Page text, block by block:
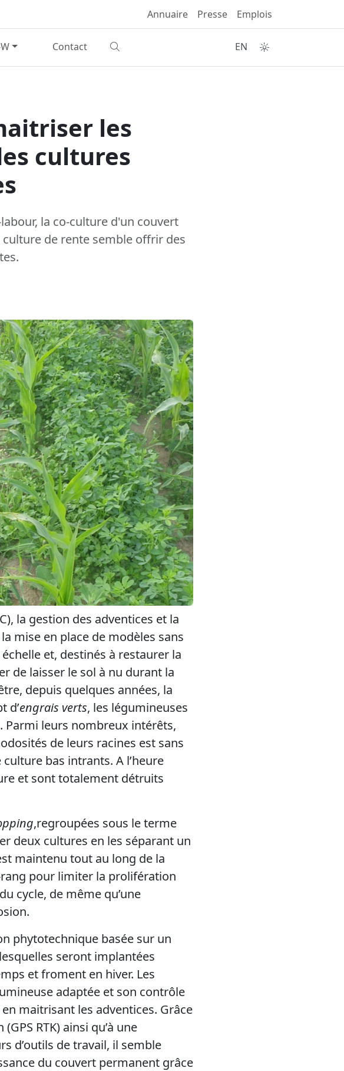
Annuaire Presse Emplois
Contact EN
les
cultures
la co-culture d'un couvert
de rente semble offrir des
la gestion des adventices et la
mise en place de modèles sans
et, destinés à restaurer la
de laisser le sol à nu durant la
depuis quelques années, la
d’engrais verts, les légumineuses
leurs nombreux intérêts,
de leurs racines est sans
bas intrants. A l’heure
et sont totalement détruits
,regroupées sous le terme
deux cultures en les séparant un
maintenu tout au long de la
pour limiter la prolifération
cycle, de même qu’une
phytotechnique basée sur un
seront implantées
et froment en hiver. Les
adaptée et son contrôle
maitrisant les adventices. Grâce
RTK) ainsi qu’à une
d’outils de travail, il semble
du couvert permanent grâce